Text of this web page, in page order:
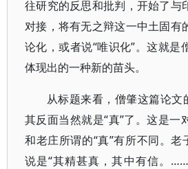
往研究的反思和批判，开始了与
对接，将有无之辩这一中土固有
论化，或者说“唯识化”。这就是
体现出的一种新的苗头。
从标题来看，僧肇这篇论文
其反面当然就是“真”了。这是一
和老庄所谓的“真”有所不同。老
说是“其精甚真，其中有信。